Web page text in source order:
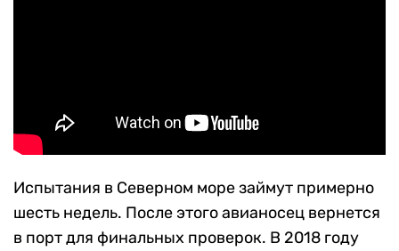
Испытания в Северном море займут примерно
шесть недель. После этого авианосец вернется
в порт для финальных проверок. В 2018 году